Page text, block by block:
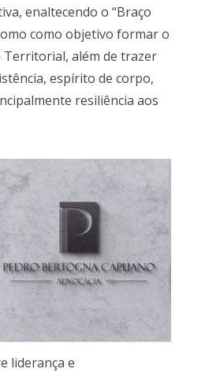
enaltecendo o “Braço
como objetivo formar o
Territorial, além de trazer
espírito de corpo,
resiliência aos
liderança e